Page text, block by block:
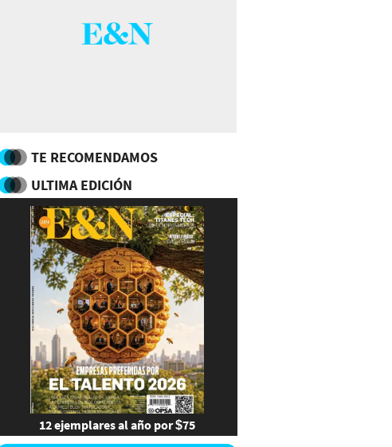
TE RECOMENDAMOS
ULTIMA EDICIÓN
12 ejemplares al año por $75